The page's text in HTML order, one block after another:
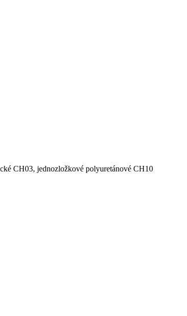
CH03, jednozložkové polyuretánové CH10